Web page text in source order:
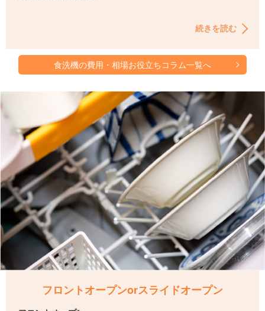
続きを読む
食洗機の費用・相場お役立ちコラム一覧へ
フロントオープンorスライドオープン